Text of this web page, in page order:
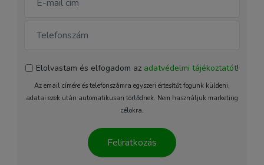
Elolvastam és elfogadom az adatvédelmi tájékoztatót!
Az email címére és telefonszámra egyszeri értesítőt fogunk küldeni,
adatai ezek után automatikusan törlődnek. Nem használjuk marketing
célokra.
Feliratkozás